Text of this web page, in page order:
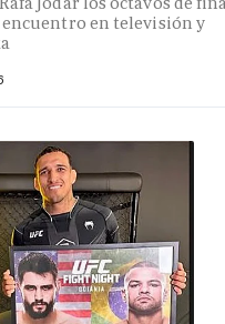
encuentro en televisión y